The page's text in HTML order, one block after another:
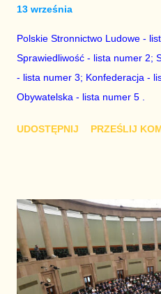
13 września
Polskie Stronnictwo Ludowe -
Sprawiedliwość - lista numer 2;
- lista numer 3; Konfederacja -
Obywatelska - lista numer 5 .
UDOSTĘPNIJ PRZEŚLIJ